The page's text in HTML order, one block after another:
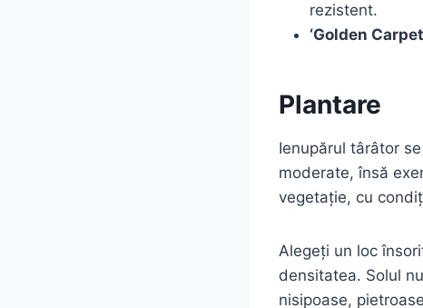
rezistent.
‘Golden
Plantare
Ienupărul târâtor
moderate, însă
vegetație, cu
Alegeți un loc
densitatea. Solul
nisipoase,